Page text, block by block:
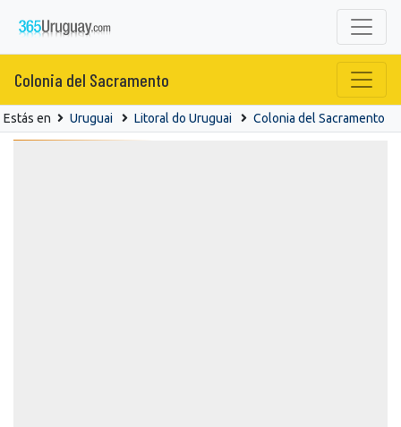
Colonia del Sacramento
Estás en Uruguai Litoral do Uruguai Colonia del Sacramento